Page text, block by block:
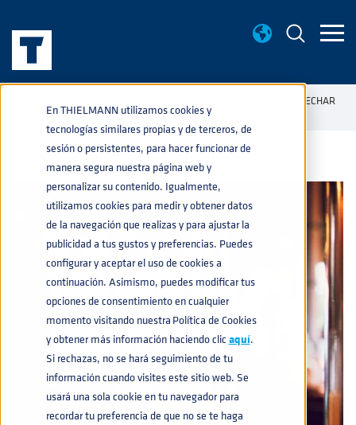
En THIELMANN utilizamos cookies y
tecnologías similares propias y de terceros, de
sesión o persistentes, para hacer funcionar de
manera segura nuestra página web y
personalizar su contenido. Igualmente,
utilizamos cookies para medir y obtener datos
de la navegación que realizas y para ajustar la
publicidad a tus gustos y preferencias. Puedes
configurar y aceptar el uso de cookies a
continuación. Asimismo, puedes modificar tus
opciones de consentimiento en cualquier
momento visitando nuestra Política de Cookies
y obtener más información haciendo clic aquí.
Si rechazas, no se hará seguimiento de tu
información cuando visites este sitio web. Se
usará una sola cookie en tu navegador para
recordar tu preferencia de que no se te haga
CAFÉ DE BARRIL: CÓMO APROVECHAR
LA TENDENCIA